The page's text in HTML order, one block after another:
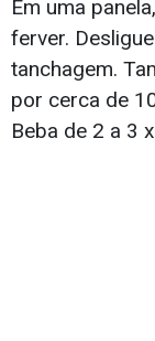
Em uma
ferver.
tanchagem.
por cerca de
Beba de 2 a 3